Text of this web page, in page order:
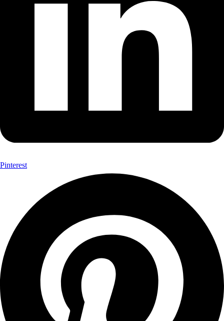
Pinterest